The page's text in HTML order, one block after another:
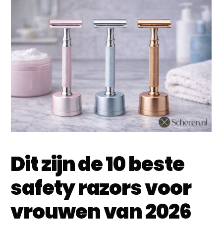
Dit zijn de 10 beste
safety razors voor
vrouwen van 2026